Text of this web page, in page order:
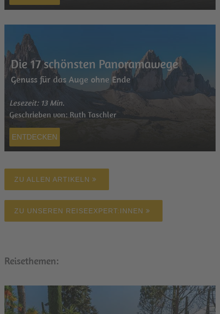
Die 17 schönsten Panoramawege
Genuss für das Auge ohne Ende
Lesezeit: 13 Min.
Geschrieben von: Ruth Taschler
ENTDECKEN
ZU ALLEN ARTIKELN
ZU UNSEREN REISEEXPERT:INNEN
Reisethemen: